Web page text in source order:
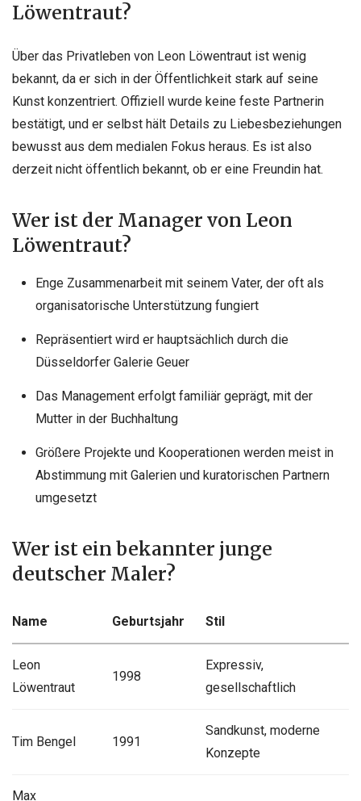
Löwentraut?
Über das Privatleben von Leon Löwentraut ist wenig
bekannt, da er sich in der Öffentlichkeit stark auf seine
Kunst konzentriert. Offiziell wurde keine feste Partnerin
bestätigt, und er selbst hält Details zu Liebesbeziehungen
bewusst aus dem medialen Fokus heraus. Es ist also
derzeit nicht öffentlich bekannt, ob er eine Freundin hat.
Wer ist der Manager von Leon
Löwentraut?
Enge Zusammenarbeit mit seinem Vater, der oft als
organisatorische Unterstützung fungiert
Repräsentiert wird er hauptsächlich durch die
Düsseldorfer Galerie Geuer
Das Management erfolgt familiär geprägt, mit der
Mutter in der Buchhaltung
Größere Projekte und Kooperationen werden meist in
Abstimmung mit Galerien und kuratorischen Partnern
umgesetzt
Wer ist ein bekannter junge
deutscher Maler?
Name Geburtsjahr Stil
Leon
Löwentraut
1998
Expressiv,
gesellschaftlich
Tim Bengel 1991
Sandkunst, moderne
Konzepte
Max